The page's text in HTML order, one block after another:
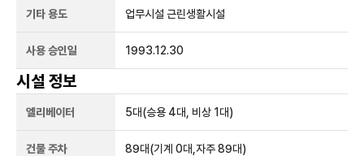
기타 용도 업무시설 근린생활시설
사용 승인일 1993.12.30
시설 정보
엘리베이터 5대(승용 4대, 비상 1대)
건물 주차 89대(기계 0대,자주 89대)